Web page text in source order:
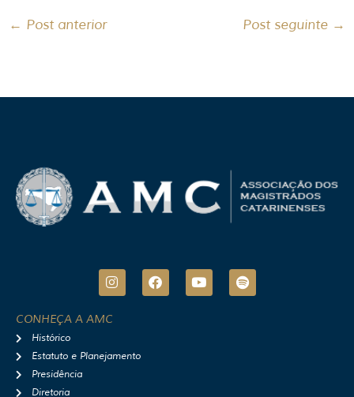
← Post anterior Post seguinte →
I
n
t
r
F
a
Y
o
S
p
CONHEÇA A AMC
Histórico
Estatuto e Planejamento
Presidência
Diretoria